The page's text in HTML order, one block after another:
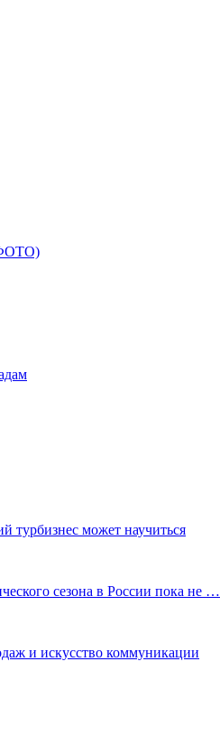
ФОТО)
турбизнес может научиться
сезона в России пока не …
и искусство коммуникации